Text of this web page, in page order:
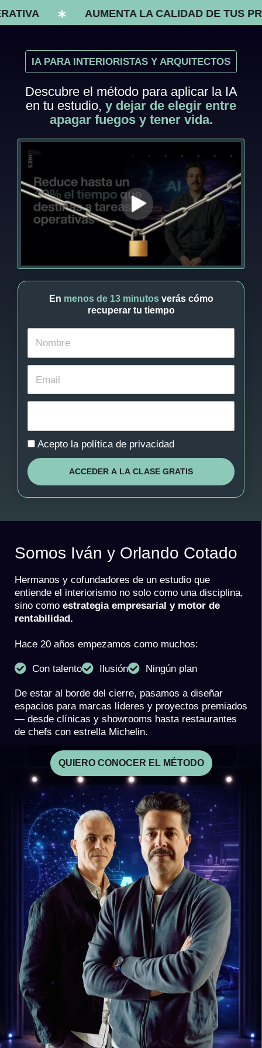
AUMENTA LA CALIDAD DE TUS
IA PARA INTERIORISTAS Y ARQUITECTOS
Descubre el método para aplicar la IA
en tu estudio, y dejar de elegir entre
apagar fuegos y tener vida.
En menos de 13 minutos veráscómo
recuperar tu tiempo
Política
Acepto la política de privacidad
ACCEDER A LA CLASE GRATIS
Somos Iván y Orlando Cotado
Hermanos y cofundadores de un estudio que
entiende el interiorismo no solo como una disciplina,
sino como estrategia empresarial y motor de
rentabilidad.
Hace 20 años empezamos como muchos:
Con talento Ilusión Ningún plan
De estar al borde del cierre, pasamos a diseñar
espacios para marcas líderes y proyectos premiados
— desde clínicas y showrooms hasta restaurantes
de chefs con estrella Michelin.
QUIERO CONOCER EL MÉTODO